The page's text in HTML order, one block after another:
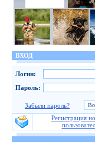
ВХОД
Логин:
Пароль:
Забыли пароль?
Регистрация